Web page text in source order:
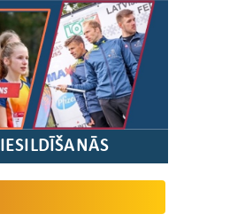
IESILDĪŠANĀS